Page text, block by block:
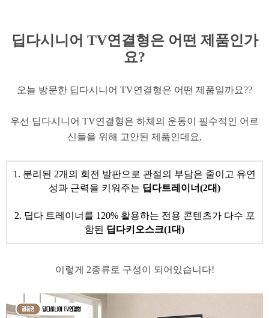
딥다시니어 TV연결형은 어떤 제품인가
요?
​오늘 방문한 딥다시니어 TV연결형은 어떤 제품일까요??
​우선 딥다시니어 TV연결형은 하체의 운동이 필수적인 어르
신들을 위해 고안된 제품인데요,
1. 분리된 2개의 회전 발판으로 관절의 부담은 줄이고 유연
성과 근력을 키워주는 딥다트레이너(2대)
2. 딥다 트레이너를 120% 활용하는 전용 콘텐츠가 다수 포
함된 딥다키오스크(1대)
이렇게 2종류로 구성이 되어있습니다!